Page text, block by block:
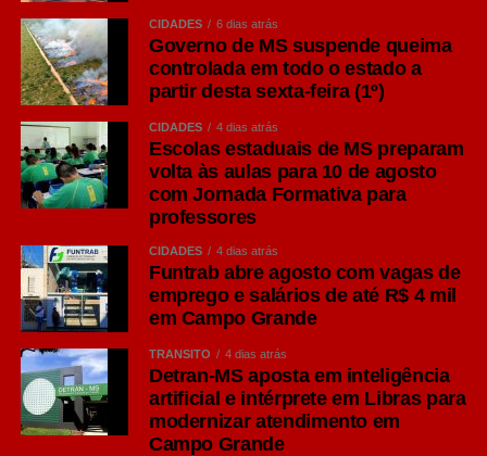
CIDADES 6 dias atrás
Governo de MS suspende queima
controlada em todo o estado a
partir desta sexta-feira (1º)
CIDADES 4 dias atrás
Escolas estaduais de MS preparam
volta às aulas para 10 de agosto
com Jornada Formativa para
professores
CIDADES 4 dias atrás
Funtrab abre agosto com vagas de
emprego e salários de até R$ 4 mil
em Campo Grande
TRÂNSITO 4 dias atrás
Detran-MS aposta em inteligência
artificial e intérprete em Libras para
modernizar atendimento em
Campo Grande